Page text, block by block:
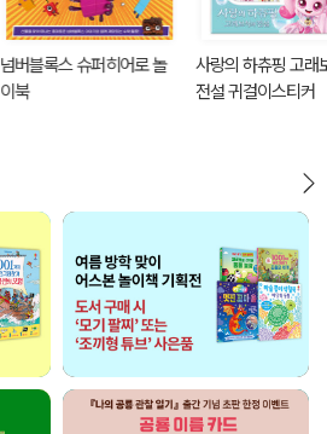
넘버블록스 슈퍼히어로 놀
이북
사랑의 하츄핑 고래
전설 귀걸이스티커